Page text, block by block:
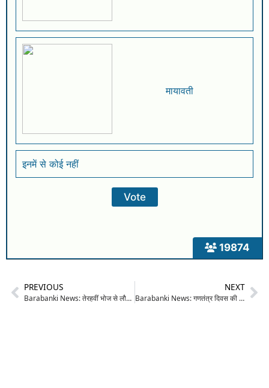
19874
मायावती
इनमें से कोई नहीं
PREVIOUS
Barabanki News: तेरहवीं भोज से लौट रहे युवक को मारी गोली, गंभीर हालत में जिला अस्पताल रेफर; सुलह से इंकार बना हमले की वजह
NEXT
Barabanki News: गणतंत्र दिवस की पूर्व संध्या पर गूंजा देशभक्ति का संदेश, भारत माता व वीर शहीदों की झांकियों के साथ निकली भव्य तिरंगा यात्रा